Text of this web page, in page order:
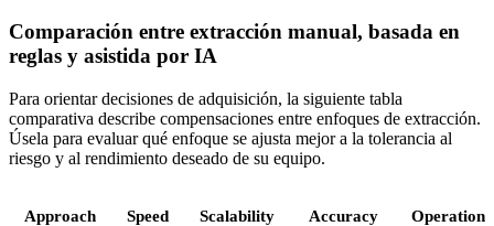
Comparación entre extracción manual, basada en
reglas y asistida por IA
Para orientar decisiones de adquisición, la siguiente tabla
comparativa describe compensaciones entre enfoques de extracción.
Úsela para evaluar qué enfoque se ajusta mejor a la tolerancia al
riesgo y al rendimiento deseado de su equipo.
Approach Speed Scalability
Accuracy